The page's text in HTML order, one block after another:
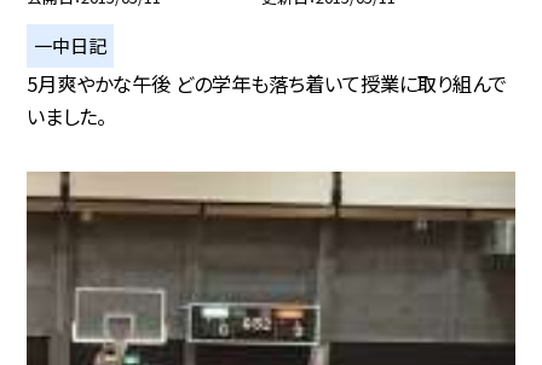
一中日記
5月爽やかな午後 どの学年も落ち着いて授業に取り組んで
いました。